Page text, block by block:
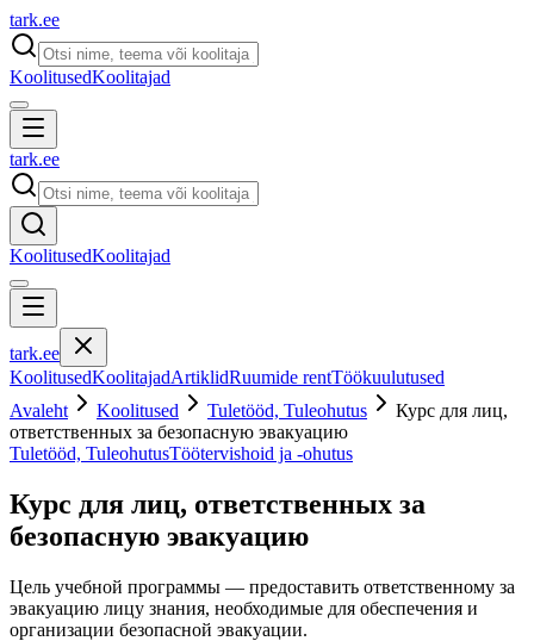
tark.ee
KoolitusedKoolitajad
tark.ee
KoolitusedKoolitajad
tark.ee
KoolitusedKoolitajadArtiklidRuumide rentTöökuulutused
Avaleht
Koolitused Tuletööd, Tuleohutus
Курс для лиц,
ответственных за безопасную эвакуацию
Tuletööd, TuleohutusTöötervishoid ja -ohutus
Курс для лиц, ответственных за
безопасную эвакуацию
Цель учебной программы — предоставить ответственному за
эвакуацию лицу знания, необходимые для обеспечения и
организации безопасной эвакуации.